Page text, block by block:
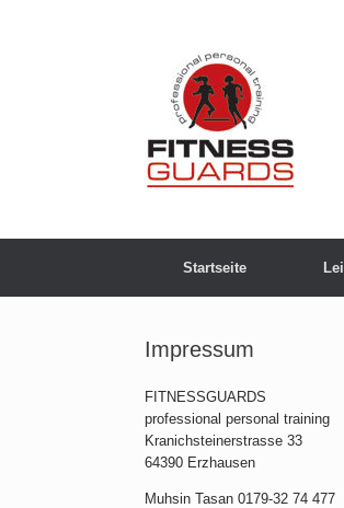
Startseite
Impressum
FITNESSGUARDS
professional personal training
Kranichsteinerstrasse 33
64390 Erzhausen
Muhsin Tasan 0179-32 74 477